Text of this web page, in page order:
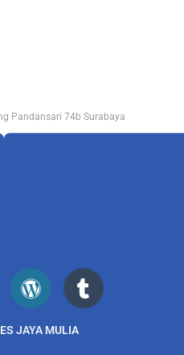
Pandansari 74b Surabaya
JAYA MULIA